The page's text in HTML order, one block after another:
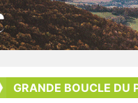
GRANDE BOUCLE DU